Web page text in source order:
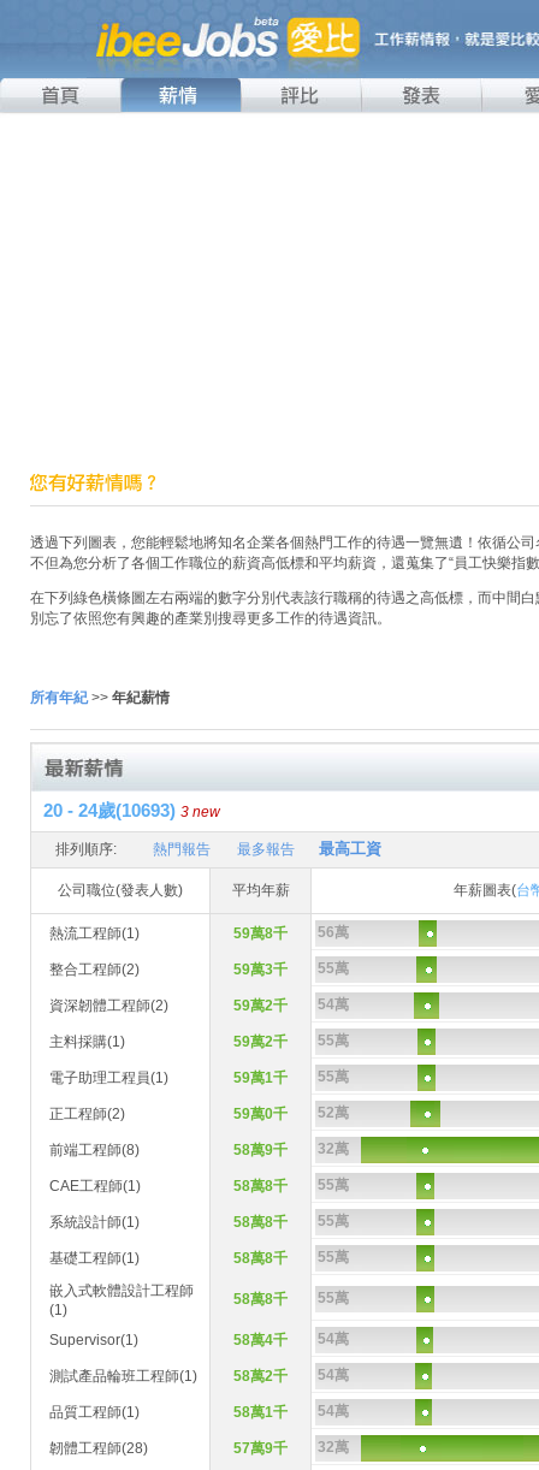
透過下列圖表，您能輕鬆地將知名企業各個熱門工作的待遇一覽無遺！依循公
不但為您分析了各個工作職位的薪資高低標和平均薪資，還蒐集了“員工快樂指
在下列綠色橫條圖左右兩端的數字分別代表該行職稱的待遇之高低標，而中間
別忘了依照您有興趣的產業別搜尋更多工作的待遇資訊。
所有年紀>> 年紀薪情
20 - 24歲(10693) 3 new
排列順序: 熱門報告 最多報告 最高工資
公司職位(發表人數) 平均年薪 年薪圖表(台
熱流工程師(1) 59萬8千 56萬
整合工程師(2) 59萬3千 55萬
資深韌體工程師(2) 59萬2千 54萬
主料採購(1) 59萬2千 55萬
電子助理工程員(1) 59萬1千 55萬
正工程師(2) 59萬0千 52萬
前端工程師(8) 58萬9千 32萬
CAE工程師(1) 58萬8千 55萬
系統設計師(1) 58萬8千 55萬
基礎工程師(1) 58萬8千
55萬
嵌入式軟體設計工程師
(1)
58萬8千 55萬
Supervisor(1) 58萬4千 54萬
測試產品輪班工程師(1) 58萬2千 54萬
品質工程師(1) 58萬1千 54萬
韌體工程師(28) 57萬9千 32萬